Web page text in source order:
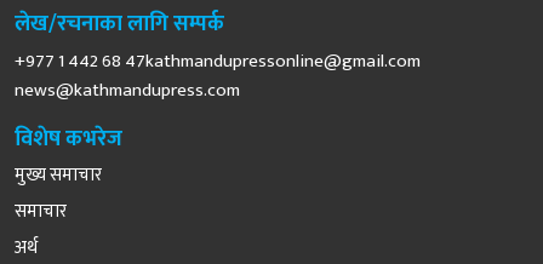
लेख/रचनाका लागि सम्पर्क
+977 1 442 68 47kathmandupressonline@gmail.com
news@kathmandupress.com
विशेष कभरेज
मुख्य समाचार
समाचार
अर्थ